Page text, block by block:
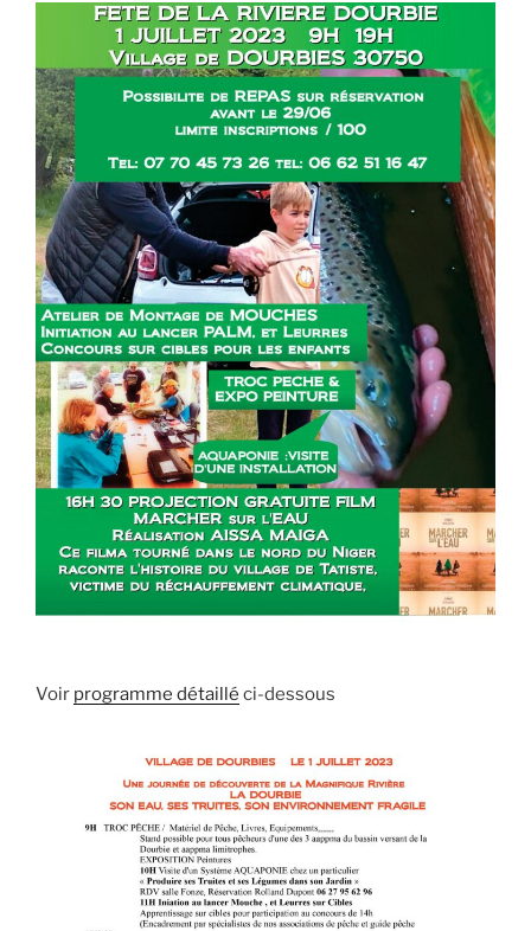
Voir programme détaillé ci-dessous